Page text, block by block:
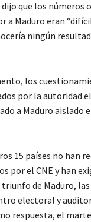
que los números
a Maduro eran
ningún
los
por la autoridad
a Maduro aislado
15 países no han
por el CNE y han
de Maduro, las
electoral y
respuesta, el